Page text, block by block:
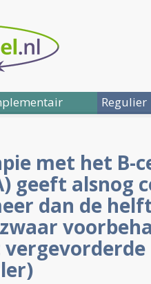
Regulier
met het
geeft alsnog
dan de